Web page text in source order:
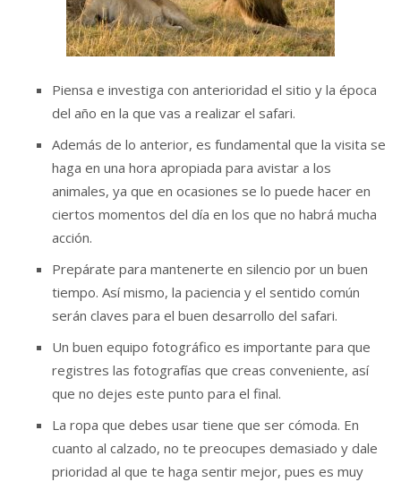
Piensa e investiga con anterioridad el sitio y la época
del año en la que vas a realizar el safari.
Además de lo anterior, es fundamental que la visita se
haga en una hora apropiada para avistar a los
animales, ya que en ocasiones se lo puede hacer en
ciertos momentos del día en los que no habrá mucha
acción.
Prepárate para mantenerte en silencio por un buen
tiempo. Así mismo, la paciencia y el sentido común
serán claves para el buen desarrollo del safari.
Un buen equipo fotográfico es importante para que
registres las fotografías que creas conveniente, así
que no dejes este punto para el final.
La ropa que debes usar tiene que ser cómoda. En
cuanto al calzado, no te preocupes demasiado y dale
prioridad al que te haga sentir mejor, pues es muy